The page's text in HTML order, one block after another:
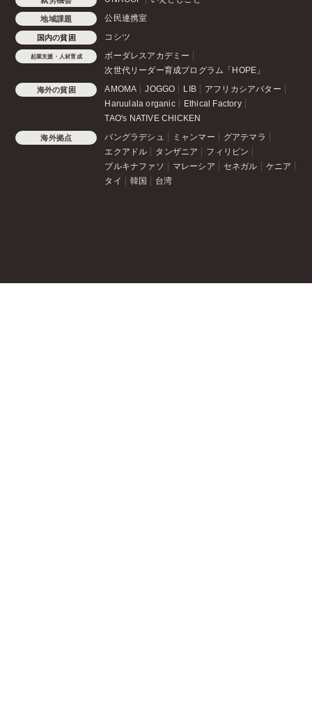
地域課題 公民連携室
国内の貧困 コシツ
起業支援・人材育成
ボーダレスアカデミー
次世代リーダー育成プログラム「HOPE」
海外の貧困 AMOMA JOGGO LIB
アフリカシアバター
Haruulala organic
Ethical Factory
TAO's NATIVE CHICKEN
海外拠点 バングラデシュ ミャンマー
グアテマラ
エクアドル
タンザニア
フィリピン
ブルキナファソ
マレーシア セネガル
ケニア
タイ
韓国 台湾